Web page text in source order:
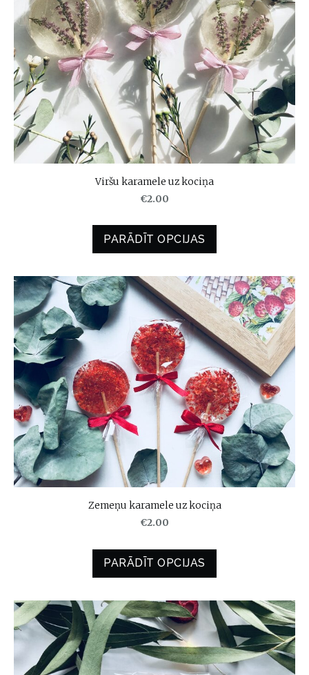
Viršu karamele uz kociņa
€2.00
PARĀDĪT OPCIJAS
Zemeņu karamele uz kociņa
€2.00
PARĀDĪT OPCIJAS